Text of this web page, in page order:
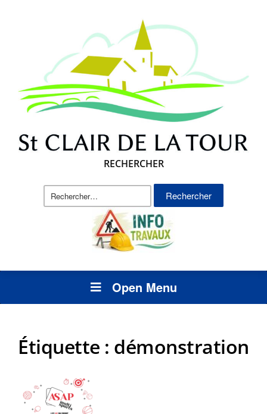
RECHERCHER
Rechercher :
Open Menu
Étiquette : démonstration